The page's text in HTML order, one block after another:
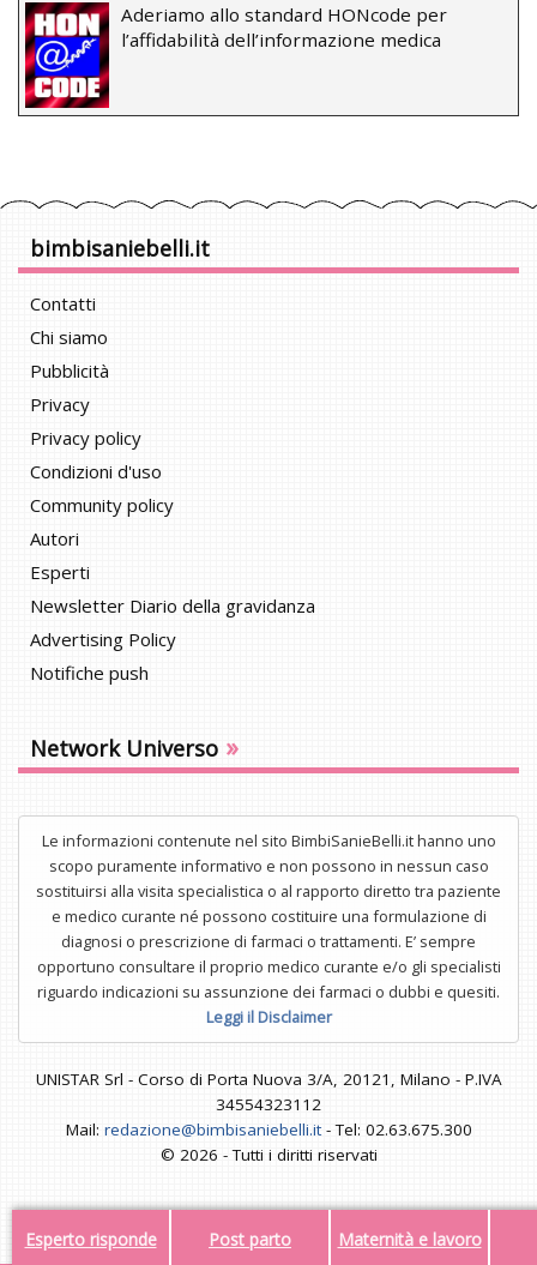
Esperto risponde Post parto Maternità e lavoro
Aderiamo allo standard HONcode per
l’affidabilità dell’informazione medica
bimbisaniebelli.it
Contatti
Chi siamo
Pubblicità
Privacy
Privacy policy
Condizioni d'uso
Community policy
Autori
Esperti
Newsletter Diario della gravidanza
Advertising Policy
Notifiche push
Network Universo »
Le informazioni contenute nel sito BimbiSanieBelli.it hanno uno
scopo puramente informativo e non possono in nessun caso
sostituirsi alla visita specialistica o al rapporto diretto tra paziente
e medico curante né possono costituire una formulazione di
diagnosi o prescrizione di farmaci o trattamenti. E’ sempre
opportuno consultare il proprio medico curante e/o gli specialisti
riguardo indicazioni su assunzione dei farmaci o dubbi e quesiti.
Leggi il Disclaimer
UNISTAR Srl - Corso di Porta Nuova 3/A, 20121, Milano - P.IVA
34554323112
Mail: redazione@bimbisaniebelli.it- Tel: 02.63.675.300
© 2026 - Tutti i diritti riservati